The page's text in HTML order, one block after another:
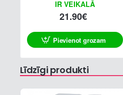
IR VEIKALĀ
21.90€
Pievienot grozam
Līdzīgi produkti